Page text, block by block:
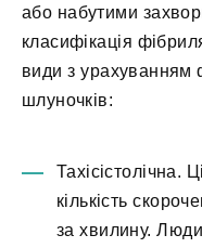
або набутими
класифікація
види з урахуванням
шлуночків:
Тахісістолічна.
кількість
за хвилину.